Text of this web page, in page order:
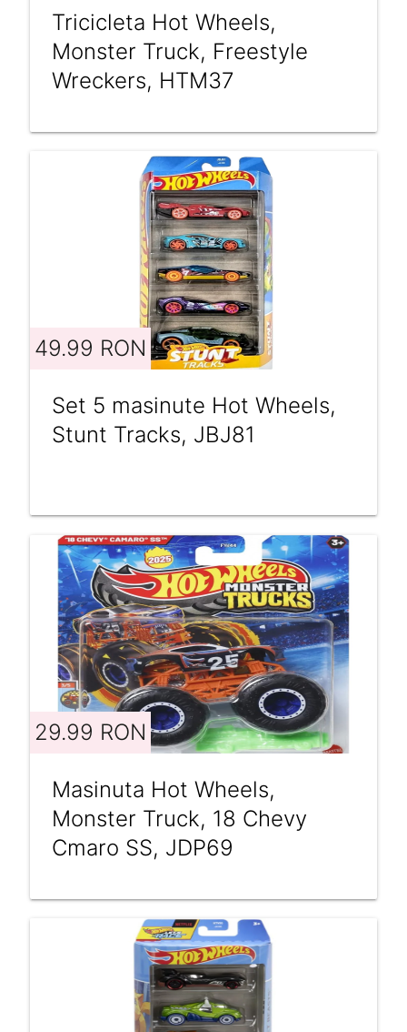
Tricicleta Hot Wheels,
Monster Truck, Freestyle
Wreckers, HTM37
49.99 RON
Set 5 masinute Hot Wheels,
Stunt Tracks, JBJ81
29.99 RON
Masinuta Hot Wheels,
Monster Truck, 18 Chevy
Cmaro SS, JDP69